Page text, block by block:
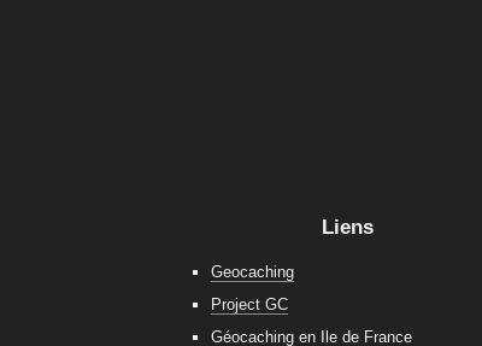
Liens
Geocaching
Project GC
Géocaching en Ile de France